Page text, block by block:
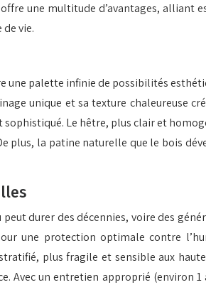
une multitude d’avantages,
vie.
une palette infinie de possibilités
unique et sa texture chaleureuse
Le hêtre, plus clair et
plus, la patine naturelle que le bois
durer des décennies, voire des
une protection optimale contre
plus fragile et sensible aux
Avec un entretien approprié